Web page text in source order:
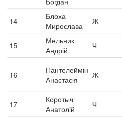
14
Блоха
Мирослава
Ж
15
Мельник
Андрій
Ч
16
Пантелеймін
Анастасія
Ж
17
Коротыч
Анатолiй
Ч